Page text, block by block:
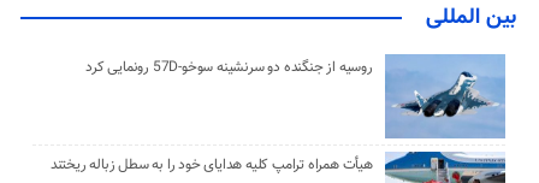
بین المللی
روسیه از جنگنده دو سرنشینه سوخو-57D رونمایی کرد
هیأت همراه ترامپ کلیه هدایای خود را به سطل زباله ریختند